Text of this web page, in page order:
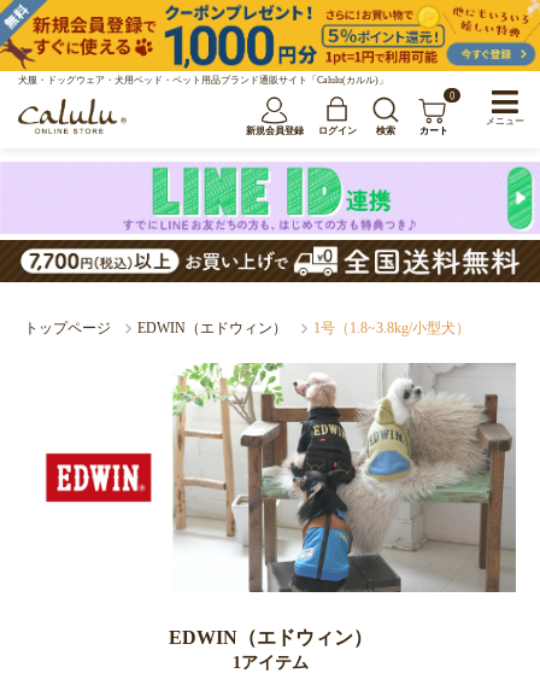
犬服・ドッグウェア・犬用ベッド・ペット用品ブランド通販サイト「Calulu(カルル)」
新規会員登録 ログイン 検索
0
カート
トップページ EDWIN（エドウィン） 1号（1.8~3.8kg/小型犬）
EDWIN（エドウィン）
1アイテム
メニュー